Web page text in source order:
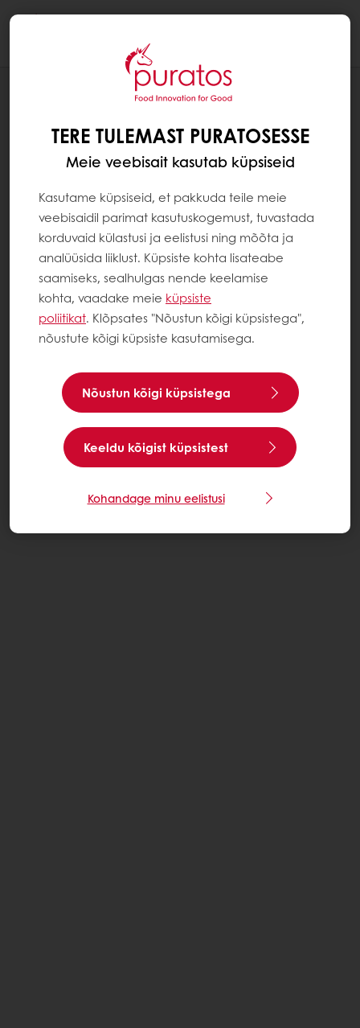
EMOTSIOONIDE JA TERVISE
ÜMBERKUJUNDAMINE TOIDUTÖÖSTUSES
TERE TULEMAST PURATOSESSE
Meie veebisait kasutab küpsiseid
Kasutame küpsiseid, et pakkuda teile meie
veebisaidil parimat kasutuskogemust, tuvastada
korduvaid külastusi ja eelistusi ning mõõta ja
analüüsida liiklust. Küpsiste kohta lisateabe
saamiseks, sealhulgas nende keelamise
kohta, vaadake meie küpsiste
poliitikat. Klõpsates "Nõustun kõigi küpsistega",
nõustute kõigi küpsiste kasutamisega.
Nõustun kõigi küpsistega
Keeldu kõigist küpsistest
Kohandage minu eelistusi